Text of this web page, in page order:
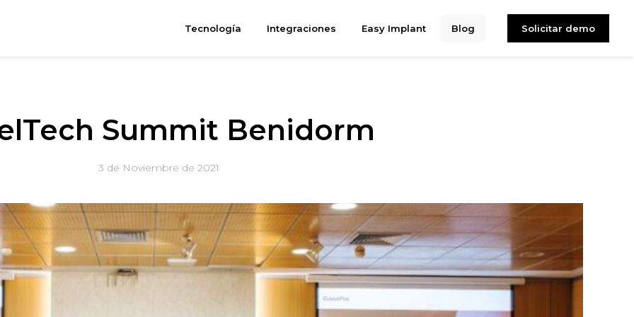
Tecnología Integraciones Easy Implant Blog Solicitar demo
Summit Benidorm
3 de Noviembre de 2021